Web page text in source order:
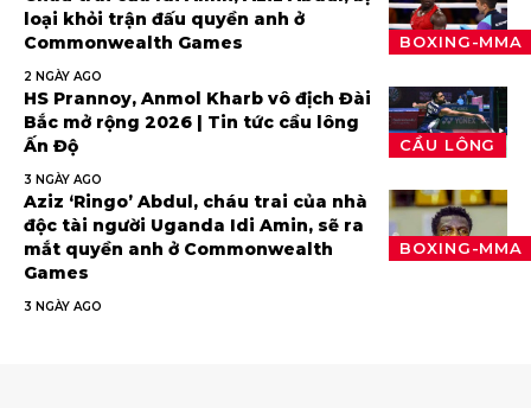
BOXING-MMA
loại khỏi trận đấu quyền anh ở
Commonwealth Games
2 NGÀY AGO
CẦU LÔNG
HS Prannoy, Anmol Kharb vô địch Đài
Bắc mở rộng 2026 | Tin tức cầu lông
Ấn Độ
3 NGÀY AGO
BOXING-MMA
Aziz ‘Ringo’ Abdul, cháu trai của nhà
độc tài người Uganda Idi Amin, sẽ ra
mắt quyền anh ở Commonwealth
Games
3 NGÀY AGO